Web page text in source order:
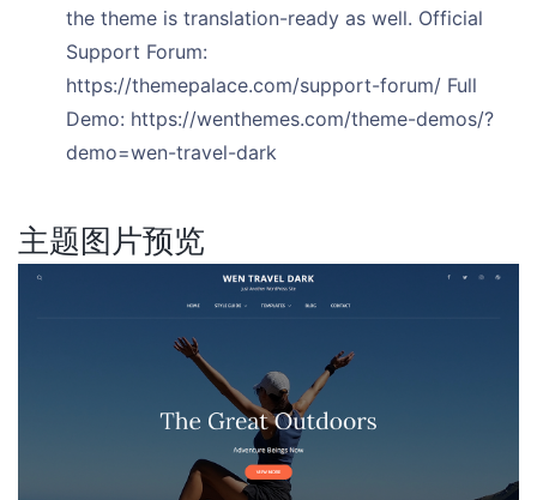
the theme is translation-ready as well. Official
Support Forum:
https://themepalace.com/support-forum/ Full
Demo: https://wenthemes.com/theme-demos/?
demo=wen-travel-dark
主题图片预览